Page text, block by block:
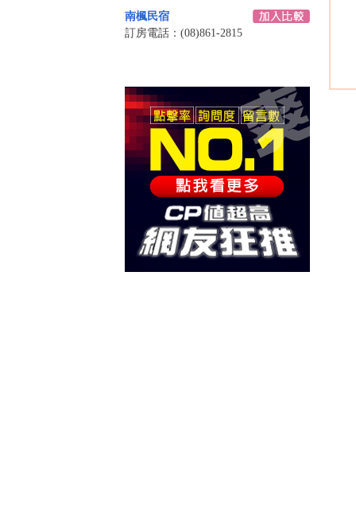
南楓民宿
訂房電話：(08)861-2815